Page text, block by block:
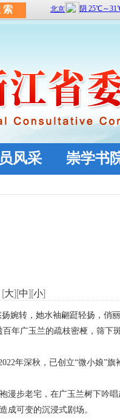
风采 崇学书
大][中][小]
婉转，她水袖翩跹轻扬，俏
年广玉兰的疏枝密桠，筛下斑
年深秋，已创立“微小娘”旗
漫步老宅，在广玉兰树下吟唱
成可变的沉浸式剧场。